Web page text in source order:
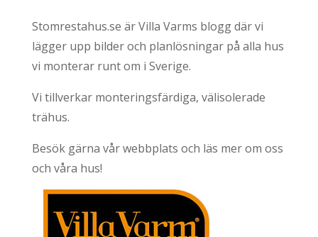
Stomrestahus.se är Villa Varms blogg där vi
lägger upp bilder och planlösningar på alla hus
vi monterar runt om i Sverige.
Vi tillverkar monteringsfärdiga, välisolerade
trähus.
Besök gärna vår webbplats och läs mer om oss
och våra hus!